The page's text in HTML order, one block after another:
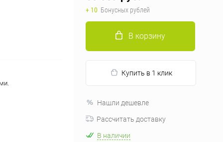
+ 10 Бонусных рублей
В корзину
Купить в 1 клик
Нашли дешевле
Рассчитать доставку
В наличии